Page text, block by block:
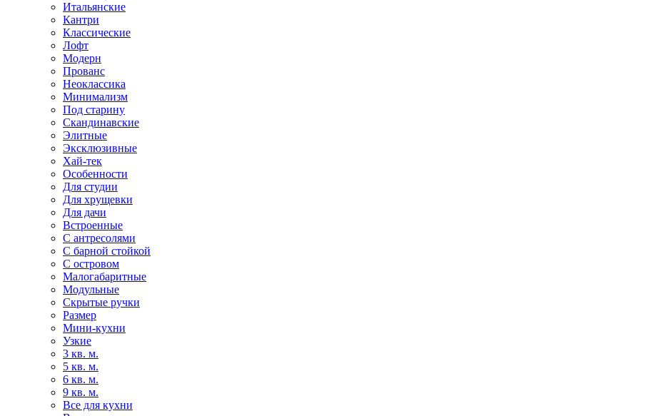
Итальянские
Кантри
Классические
Лофт
Модерн
Прованс
Неоклассика
Минимализм
Под старину
Скандинавские
Элитные
Эксклюзивные
Хай-тек
Особенности
Для студии
Для хрущевки
Для дачи
Встроенные
С антресолями
С барной стойкой
С островом
Малогабаритные
Модульные
Скрытые ручки
Размер
Мини-кухни
Узкие
3 кв. м.
5 кв. м.
6 кв. м.
9 кв. м.
Все для кухни